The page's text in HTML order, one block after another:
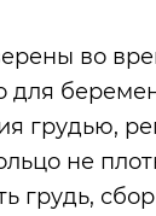
во
для
грудью,
не
грудь,